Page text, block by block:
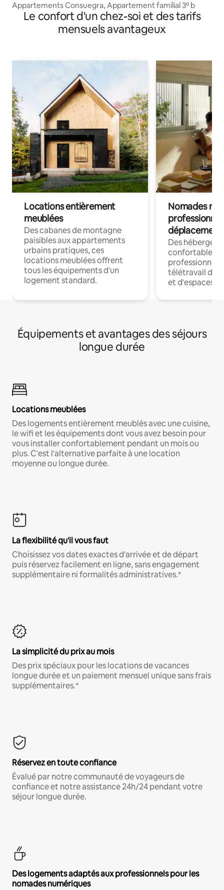
Appartements Consuegra, Appartement familial 3º b
Le confort d'un chez-soi et des tarifs
mensuels avantageux
Locations entièrement
meublées
Des cabanes de montagne
paisibles aux appartements
urbains pratiques, ces
locations meublées offrent
tous les équipements d'un
logement standard.
Nomades
déplacement
Des
confortables
professionnels
télétravail
et d'espaces
Équipements et avantages des séjours
longue durée
Locations meublées
Des logements entièrement meublés avec une cuisine,
le wifi et les équipements dont vous avez besoin pour
vous installer confortablement pendant un mois ou
plus. C'est l'alternative parfaite à une location
moyenne ou longue durée.
La flexibilité qu'il vous faut
Choisissez vos dates exactes d'arrivée et de départ
puis réservez facilement en ligne, sans engagement
supplémentaire ni formalités administratives.*
La simplicité du prix au mois
Des prix spéciaux pour les locations de vacances
longue durée et un paiement mensuel unique sans frais
supplémentaires.*
Réservez en toute confiance
Évalué par notre communauté de voyageurs de
confiance et notre assistance 24h/24 pendant votre
séjour longue durée.
Des logements adaptés aux professionnels pour les
nomades numériques